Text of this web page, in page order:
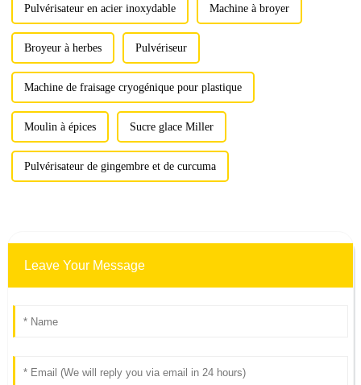
Pulvérisateur en acier inoxydable Machine à broyer
Broyeur à herbes Pulvériseur
Machine de fraisage cryogénique pour plastique
Moulin à épices Sucre glace Miller
Pulvérisateur de gingembre et de curcuma
Leave Your Message